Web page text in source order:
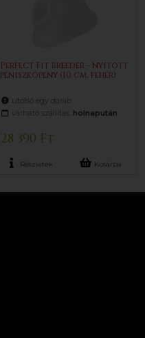
Perfect Fit Breeder - nyitott
péniszköpeny (10 cm, fehér)
utolsó egy darab
várható szállítás: holnapután
28 390 Ft
Részletek Kosárba